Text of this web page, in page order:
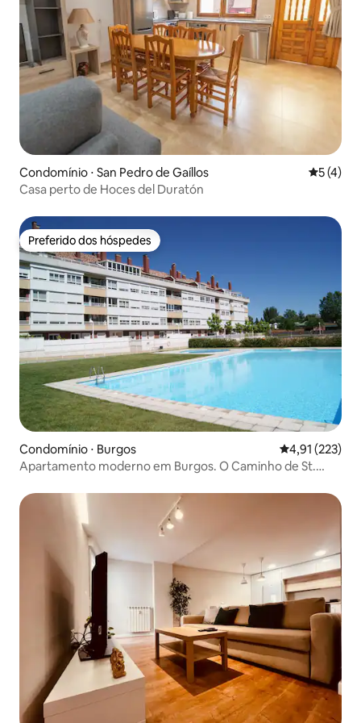
Condomínio ⋅ San Pedro de Gaíllos 5 de
5 (4)
Casa perto de Hoces del Duratón
Preferido dos hóspedes
Preferido dos hóspedes
Condomínio ⋅ Burgos 4,91 de uma
4,91 (223)
Apartamento moderno em Burgos. O Caminho de St.